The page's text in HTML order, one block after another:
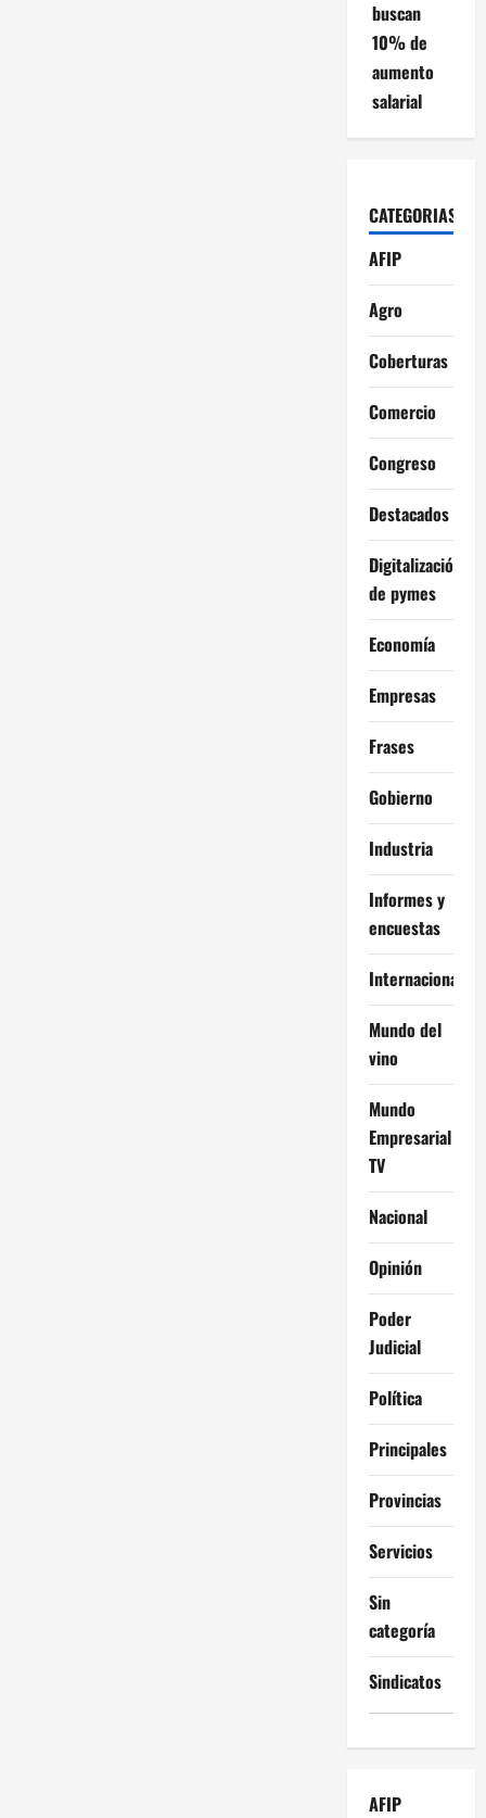
buscan
10% de
aumento
salarial
CATEGORIAS
AFIP
Agro
Coberturas
Comercio
Congreso
Destacados
Digitalización
de pymes
Economía
Empresas
Frases
Gobierno
Industria
Informes y
encuestas
Internacional
Mundo del
vino
Mundo
Empresarial
TV
Nacional
Opinión
Poder
Judicial
Política
Principales
Provincias
Servicios
Sin
categoría
Sindicatos
AFIP